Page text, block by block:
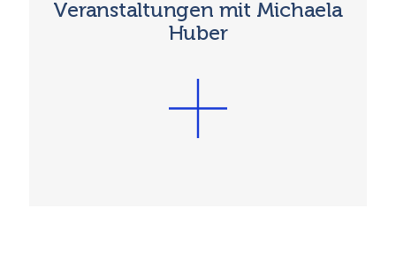
Veranstaltungen mit Michaela
Huber